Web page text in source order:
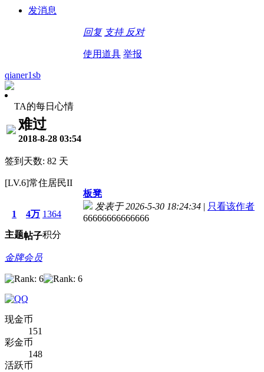
发消息
回复 支持 反对
使用道具 举报
qianer1sb
TA的每日心情
难过
2018-8-28 03:54
签到天数: 82 天
[LV.6]常住居民II
1
主题
4万
帖子
1364
积分
金牌会员
现金币
151
彩金币
148
活跃币
板凳
发表于 2026-5-30 18:24:34 | 只看该作者
66666666666666